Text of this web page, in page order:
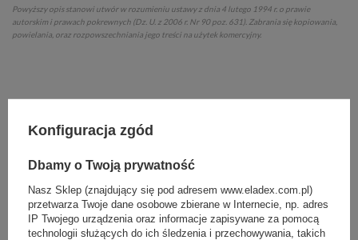
Powyższy opis stanowi utwór w rozumieniu ustawy z dnia 4 lutego 1994 r. o prawie
autorskim i prawach pokrewnych (Dz. U. z 2006 r. Nr 90 poz. 631). Zabrania się kopiowania,
powielania, oraz rozpowszechniania jego treści na użytek komercyjny.
CAROLINA WO 970
agregat:
wewnętrzny
Konfiguracja zgód
Dbamy o Twoją prywatność
Nasz Sklep (znajdujący się pod adresem www.eladex.com.pl)
przetwarza Twoje dane osobowe zbierane w Internecie, np. adres
IP Twojego urządzenia oraz informacje zapisywane za pomocą
technologii służących do ich śledzenia i przechowywania, takich